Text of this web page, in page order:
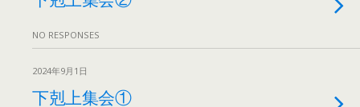
NO RESPONSES
2024年9月1日
下剋上集会①